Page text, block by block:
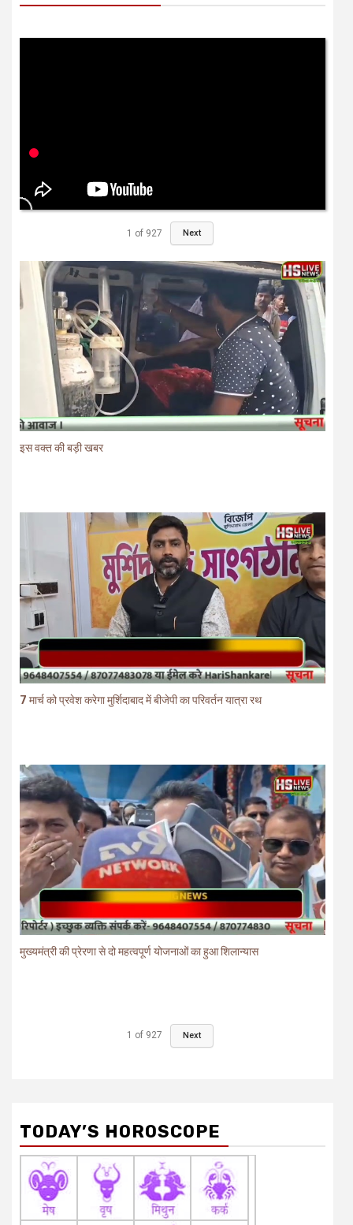
1 of 927 Next
इस वक्त की बड़ी खबर
7 मार्च को प्रवेश करेगा मुर्शिदाबाद में बीजेपी का परिवर्तन यात्रा रथ
मुख्यमंत्री की प्रेरणा से दो महत्वपूर्ण योजनाओं का हुआ शिलान्यास
1 of 927 Next
TODAY’S HOROSCOPE